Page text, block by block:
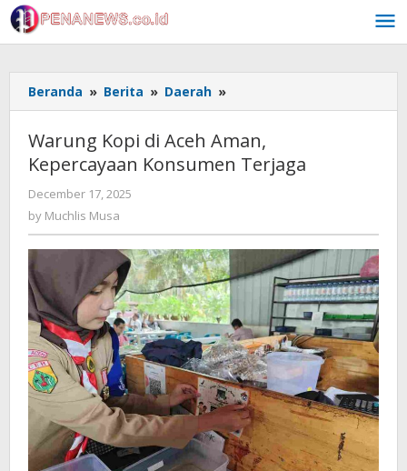
Skip
to
content
Beranda » Berita » Daerah »
Kopi
Aceh
Aman,
Warung Kopi di Aceh Aman,
Kepercayaan Konsumen Terjaga
December 17, 2025
by Muchlis Musa